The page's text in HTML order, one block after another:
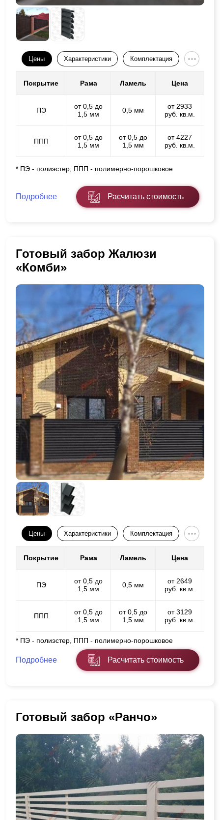
Цены Характеристики Комплектация
Покрытие Рама Ламель Цена
ПЭ
от 0,5 до
1,5 мм
0,5 мм
от 2933
руб. кв.м.
ППП
от 0,5 до
1,5 мм
от 0,5 до
1,5 мм
от 4227
руб. кв.м.
* ПЭ - полиэстер, ППП - полимерно-порошковое
Подробнее Расчитать стоимость
Готовый забор Жалюзи
«Комби»
Цены Характеристики Комплектация
Покрытие Рама Ламель Цена
ПЭ
от 0,5 до
1,5 мм
0,5 мм
от 2649
руб. кв.м.
ППП
от 0,5 до
1,5 мм
от 0,5 до
1,5 мм
от 3129
руб. кв.м.
* ПЭ - полиэстер, ППП - полимерно-порошковое
Подробнее Расчитать стоимость
Готовый забор «Ранчо»